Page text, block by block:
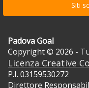
Siti
Padova Goal
Copyright © 2026 -
Licenza Creative
P.I. 03159530272
Direttore